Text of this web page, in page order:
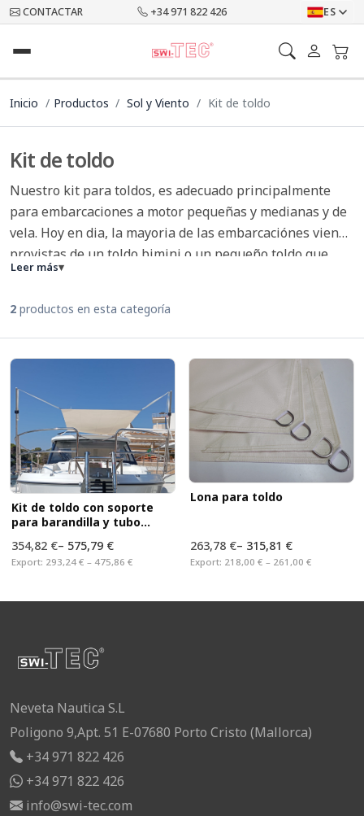
CONTACTAR +34 971 822 426 ES
Inicio Productos Sol y Viento Kit de toldo
Kit de toldo
Nuestro kit para toldos, es adecuado principalmente
para embarcaciones a motor pequeñas y medianas y de
vela. Hoy en dia, la mayoria de las embarcaciónes viene
provistas de un toldo bimini o un pequeño toldo que
cubre la consola central, quedando las demas partes del
toldo hacia proa o hacia popa segun lo desee o donde
usted lo necesite y asi solucionar este problema.
Leer más▾
2 productos en esta categoría
Kit de toldo con soporte
para barandilla y tubo
354,82 €– 575,79 €
Export: 293,24 € – 475,86 €
Lona para toldo
263,78 €– 315,81 €
Export: 218,00 € – 261,00 €
Neveta Nautica S.L
Poligono 9,Apt. 51 E-07680 Porto Cristo (Mallorca)
+34 971 822 426
+34 971 822 426
info@swi-tec.com